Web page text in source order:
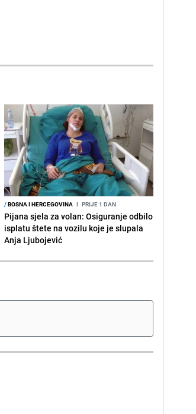
/BOSNA I HERCEGOVINA I PRIJE 1 DAN
Pijana sjela za volan: Osiguranje odbilo
isplatu štete na vozilu koje je slupala
Anja Ljubojević